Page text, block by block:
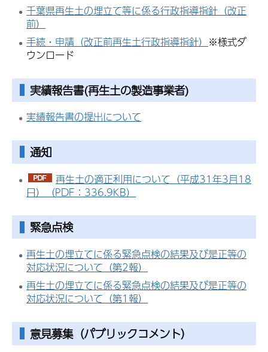
千葉県再生土の埋立て等に係る行政指導指針（改正
前）
手続・申請（改正前再生土行政指導指針） ※様式ダ
ウンロード
実績報告書(再生土の製造事業者)
実績報告書の提出について
通知
再生土の適正利用について（平成31年3月18
日）（PDF：336.9KB）
緊急点検
再生土の埋立てに係る緊急点検の結果及び是正等の
対応状況について（第2報）
再生土の埋立てに係る緊急点検の結果及び是正等の
対応状況について（第1報）
意見募集（パブリックコメント）